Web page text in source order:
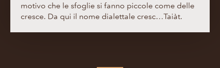
motivo che le sfoglie si fanno piccole come delle
cresce. Da qui il nome dialettale cresc…Taiàt.